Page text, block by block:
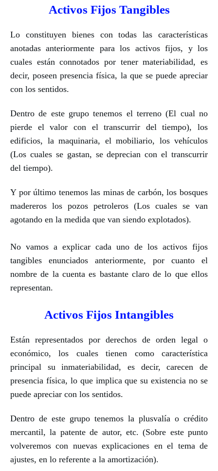
Activos Fijos Tangibles
Lo constituyen bienes con todas las características
anotadas anteriormente para los activos fijos, y los
cuales están connotados por tener materiabilidad, es
decir, poseen presencia física, la que se puede apreciar
con los sentidos.
Dentro de este grupo tenemos el terreno (El cual no
pierde el valor con el transcurrir del tiempo), los
edificios, la maquinaria, el mobiliario, los vehículos
(Los cuales se gastan, se deprecian con el transcurrir
del tiempo).
Y por último tenemos las minas de carbón, los bosques
madereros los pozos petroleros (Los cuales se van
agotando en la medida que van siendo explotados).
No vamos a explicar cada uno de los activos fijos
tangibles enunciados anteriormente, por cuanto el
nombre de la cuenta es bastante claro de lo que ellos
representan.
Activos Fijos Intangibles
Están representados por derechos de orden legal o
económico, los cuales tienen como característica
principal su inmateriabilidad, es decir, carecen de
presencia física, lo que implica que su existencia no se
puede apreciar con los sentidos.
Dentro de este grupo tenemos la plusvalía o crédito
mercantil, la patente de autor, etc. (Sobre este punto
volveremos con nuevas explicaciones en el tema de
ajustes, en lo referente a la amortización).